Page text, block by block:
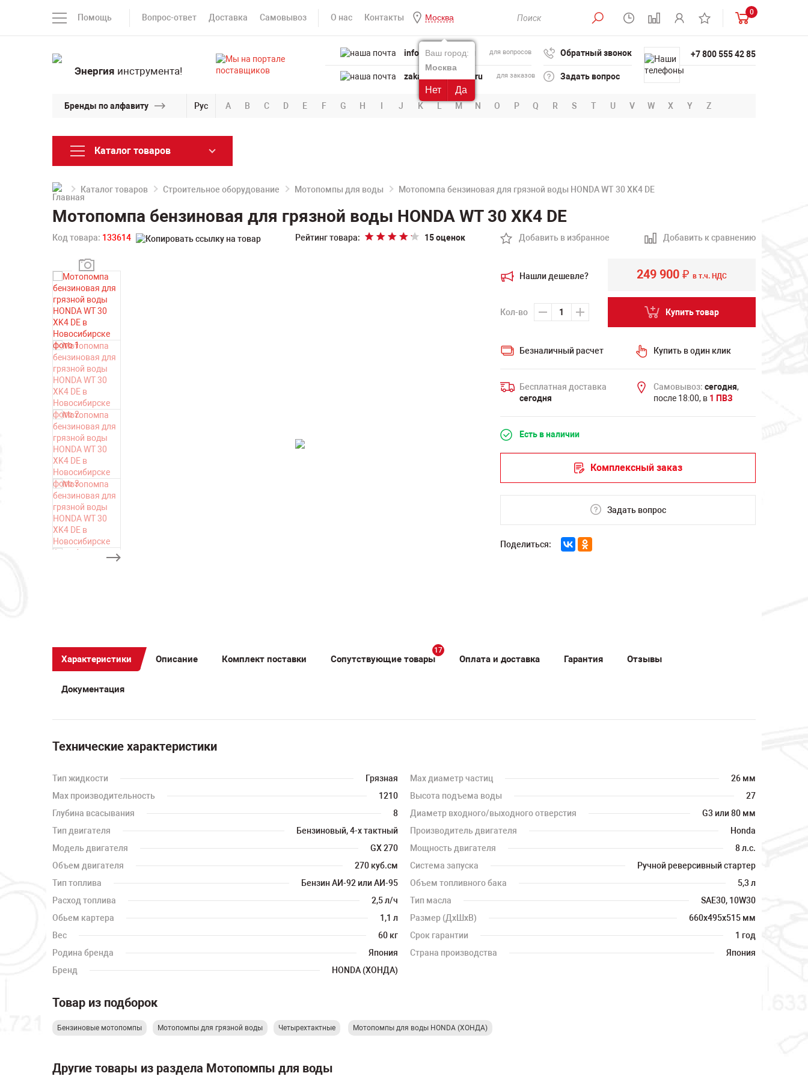
Помощь Вопрос-ответ Доставка Самовывоз О нас Контакты Москва
Ваш город:
Москва
Нет Да
0
Энергия инструмента!
info@powertool.ru для вопросов
zakaz@powertool.ru для заказов
Обратный звонок
Задать вопрос
+7 800 555 42 85
Бренды по алфавиту Рус A B C D E F G H I J K L M N O P Q R S T U V W X Y Z
Каталог товаров
Каталог товаров Строительное оборудование Мотопомпы для воды Мотопомпа бензиновая для грязной воды HONDA WT 30 XK4 DE
Мотопомпа бензиновая для грязной воды HONDA WT 30 XK4 DE
Код товара: 133614 Рейтинг товара: 15 оценок Добавить в избранное Добавить к сравнению
Нашли дешевле?
Кол-во
249 900 ₽ в т.ч. НДС
Купить товар
Безналичный расчет Купить в один клик
Бесплатная доставка
сегодня
Самовывоз: сегодня,
после 18:00, в 1 ПВЗ
Есть в наличии
Комплексный заказ
Задать вопрос
Поделиться:
Характеристики Описание Комплект поставки Сопутствующие товары
17
Оплата и доставка Гарантия Отзывы
Документация
Технические характеристики
Тип жидкости Грязная Мах диаметр частиц
26 мм
Мах производительность
1210 Высота подъема воды
27
Глубина всасывания
8 Диаметр входного/выходного отверстия
G3 или 80 мм
Тип двигателя
Бензиновый, 4-х тактный Производитель двигателя
Honda
Модель двигателя
GX 270 Мощность двигателя
8 л.с.
Объем двигателя
270 куб.см Система запуска
Ручной реверсивный стартер
Тип топлива
Бензин АИ-92 или АИ-95 Объем топливного бака
5,3 л
Расход топлива
2,5 л/ч Тип масла
SAE30, 10W30
Обьем картера
1,1 л Размер (ДхШхВ)
660x495x515 мм
Вес
60 кг Срок гарантии
1 год
Родина бренда
Япония Страна производства
Япония
Бренд
HONDA (ХОНДА)
Товар из подборок
Бензиновые мотопомпы Мотопомпы для грязной воды Четырехтактные Мотопомпы для воды HONDA (ХОНДА)
Другие товары из раздела Мотопомпы для воды